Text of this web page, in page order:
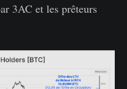
3AC et les prêteurs